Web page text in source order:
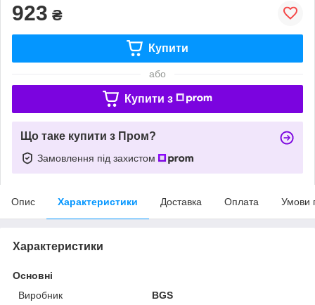
923 ₴
Купити
або
Купити з
Що таке купити з Пром?
Замовлення під захистом
Опис Характеристики Доставка Оплата Умови
Характеристики
Основні
Виробник
BGS